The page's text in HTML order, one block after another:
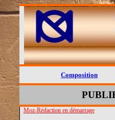
Composition
Moz-Rédaction en démarrage